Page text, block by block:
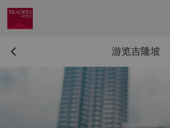
游览吉隆坡